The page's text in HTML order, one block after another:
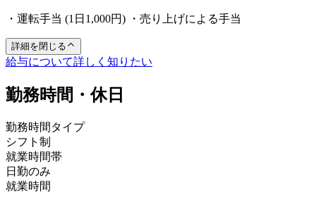
・運転手当 (1日1,000円) ・売り上げによる手当
詳細を閉じる
給与について詳しく知りたい
勤務時間・休日
勤務時間タイプ
シフト制
就業時間帯
日勤のみ
就業時間